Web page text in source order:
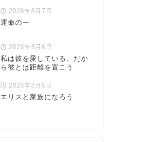
2026年8月7日
運命のー
2026年8月6日
私は彼を愛している、だか
ら彼とは距離を置こう
2026年8月5日
エリスと家族になろう